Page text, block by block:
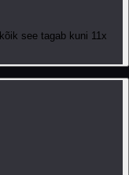
see tagab kuni 11x